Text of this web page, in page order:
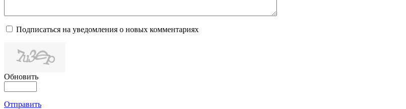
Подписаться на уведомления о новых комментариях
Обновить
Отправить